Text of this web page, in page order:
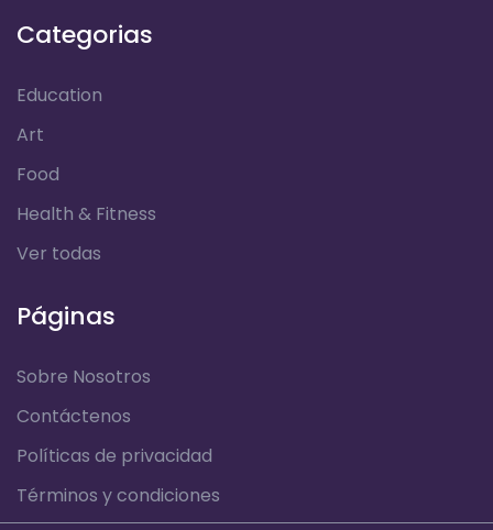
Categorias
Education
Art
Food
Health & Fitness
Ver todas
Páginas
Sobre Nosotros
Contáctenos
Políticas de privacidad
Términos y condiciones